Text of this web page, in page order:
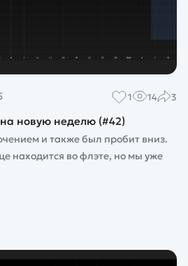
1 14 3
на новую неделю (#42)
и также был пробит вниз.
находится во флэте, но мы уже